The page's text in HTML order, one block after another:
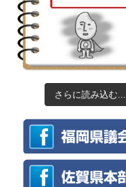
さらに読み込む...